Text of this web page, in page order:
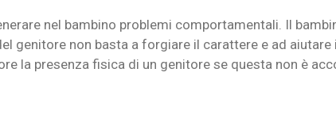
nel bambino problemi comportamentali. Il
genitore non basta a forgiare il carattere e ad
la presenza fisica di un genitore se questa non è